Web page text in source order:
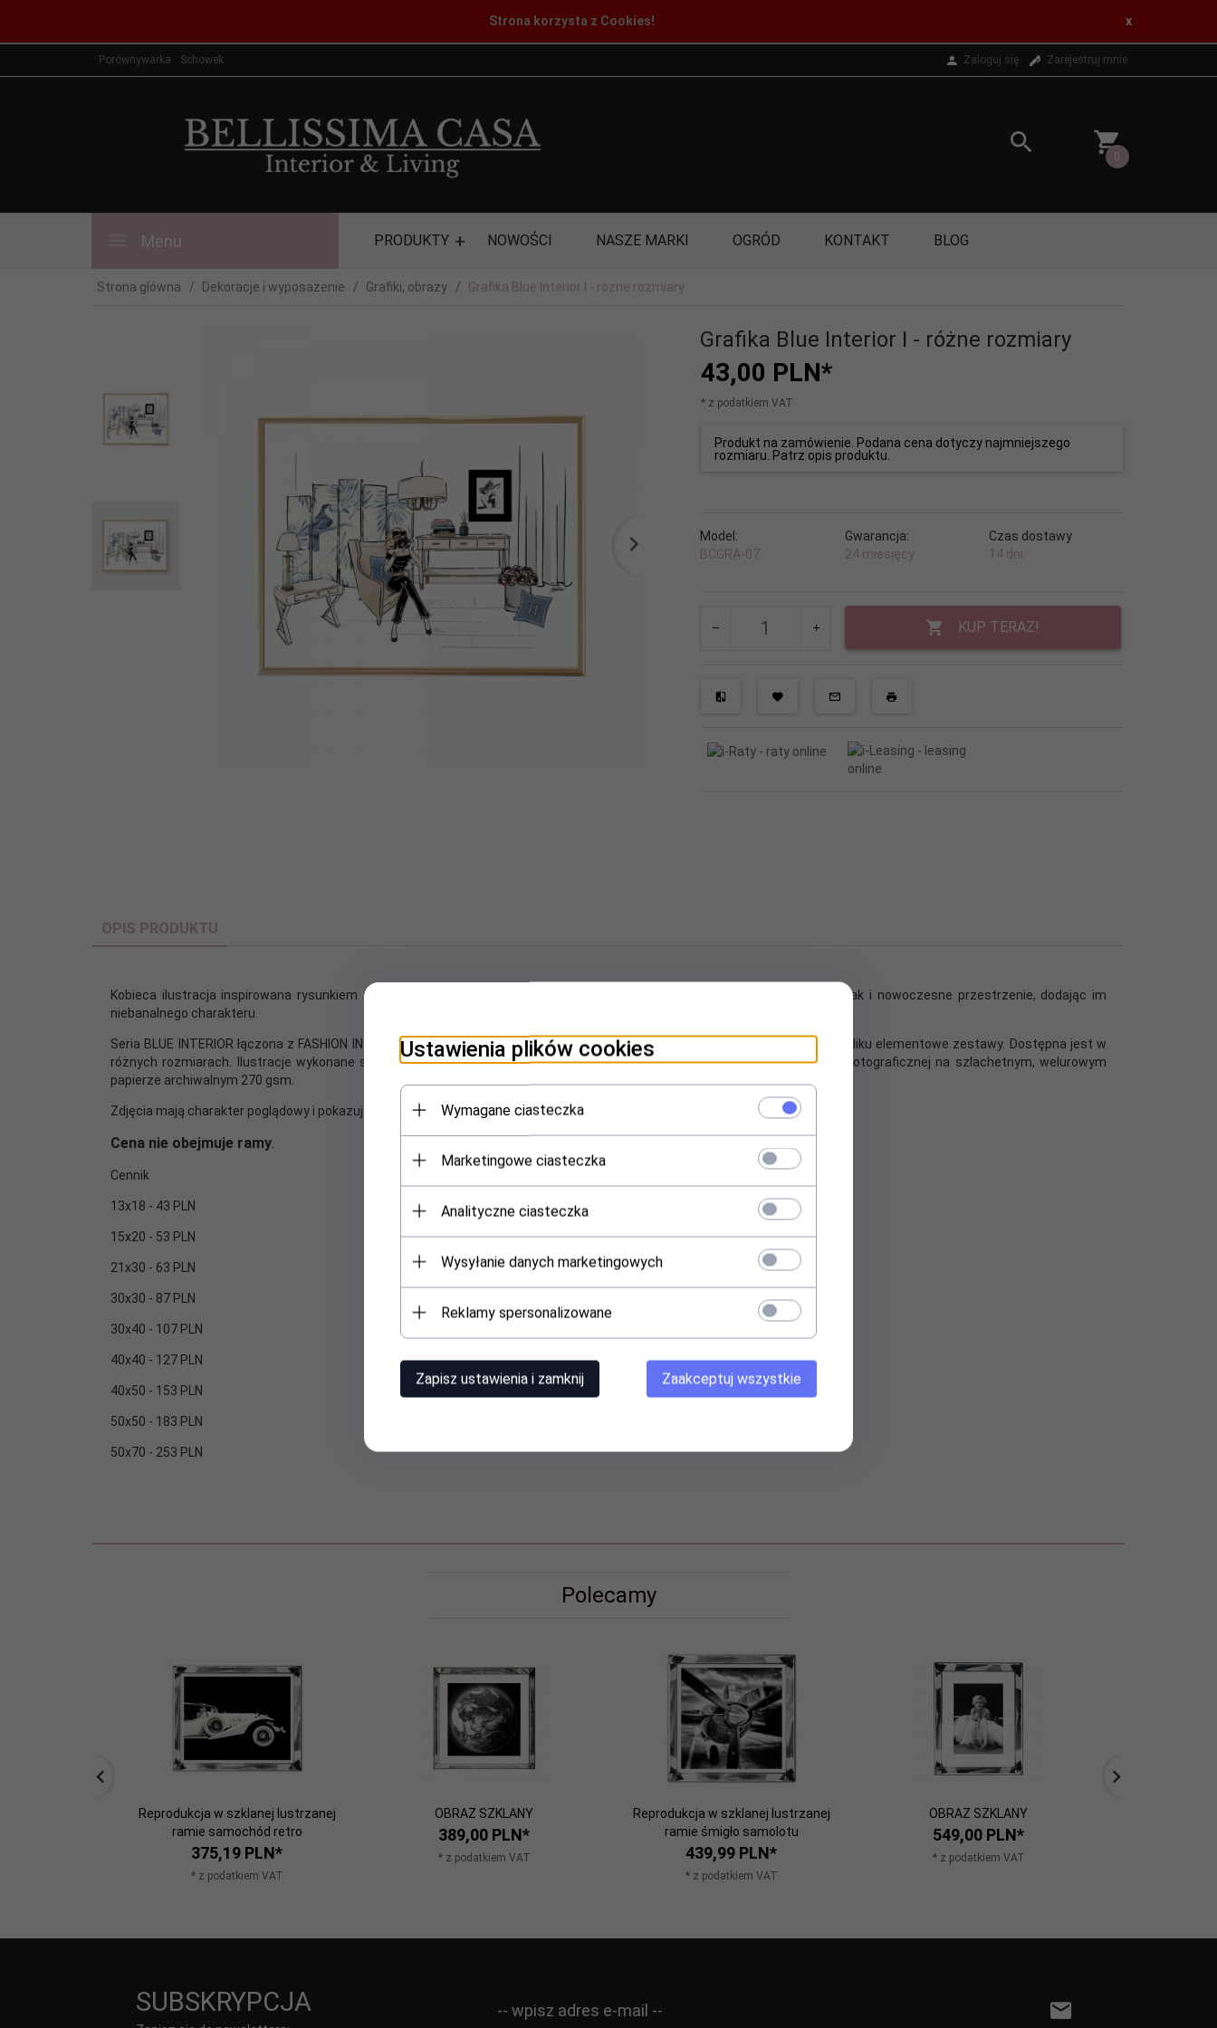
Strona korzysta z Cookies! x
Porównywarka Schowek Zaloguj się Zarejestruj mnie
0
Menu PRODUKTY NOWOŚCI NASZE MARKI OGRÓD KONTAKT BLOG
Strona główna Dekoracje i wyposażenie Grafiki, obrazy Grafika Blue Interior I - różne rozmiary
Grafika Blue Interior I - różne rozmiary
43,00 PLN*
* z podatkiem VAT
Produkt na zamówienie. Podana cena dotyczy najmniejszego
rozmiaru. Patrz opis produktu.
Model:
BCGRA-07
Gwarancja:
24 miesięcy
Czas dostawy
14 dni
KUP TERAZ!
OPIS PRODUKTU
Kobieca ilustracja inspirowana rysunkiem żurnalowym i eleganckimi wnętrzami. Znakomicie wkomponuje się w klasyczne jak i nowoczesne przestrzenie, dodając im
niebanalnego charakteru.
Seria BLUE INTERIOR łączona z FASHION IN BLUE, składa się z czterech grafik, które z powodzeniem można komponować w kliku elementowe zestawy. Dostępna jest w
różnych rozmiarach. Ilustracje wykonane są techniką mieszaną - rysunek odręczny/grafika cyfrowa. Drukowane w jakości fotograficznej na szlachetnym, welurowym
papierze archiwalnym 270 gsm.
Zdjęcia mają charakter poglądowy i pokazują grafikę w różnych wersjach zastosowanej przez nabywcę ramy.
Cena nie obejmuje ramy.
Cennik
13x18 - 43 PLN
15x20 - 53 PLN
21x30 - 63 PLN
30x30 - 87 PLN
30x40 - 107 PLN
40x40 - 127 PLN
40x50 - 153 PLN
50x50 - 183 PLN
50x70 - 253 PLN
Polecamy
Reprodukcja w szklanej lustrzanej
ramie samochód retro
375,19 PLN*
* z podatkiem VAT
OBRAZ SZKLANY
389,00 PLN*
* z podatkiem VAT
Reprodukcja w szklanej lustrzanej
ramie śmigło samolotu
439,99 PLN*
* z podatkiem VAT
OBRAZ SZKLANY
549,00 PLN*
* z podatkiem VAT
SUBSKRYPCJA -- wpisz adres e-mail --
Ustawienia plików cookies
Wymagane ciasteczka
Marketingowe ciasteczka
Analityczne ciasteczka
Wysyłanie danych marketingowych
Reklamy spersonalizowane
Zapisz ustawienia i zamknij Zaakceptuj wszystkie